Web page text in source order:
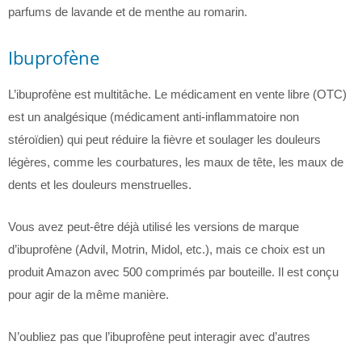
parfums de lavande et de menthe au romarin.
Ibuprofène
L’ibuprofène est multitâche. Le médicament en vente libre (OTC)
est un analgésique (médicament anti-inflammatoire non
stéroïdien) qui peut réduire la fièvre et soulager les douleurs
légères, comme les courbatures, les maux de tête, les maux de
dents et les douleurs menstruelles.
Vous avez peut-être déjà utilisé les versions de marque
d’ibuprofène (Advil, Motrin, Midol, etc.), mais ce choix est un
produit Amazon avec 500 comprimés par bouteille. Il est conçu
pour agir de la même manière.
N’oubliez pas que l’ibuprofène peut interagir avec d’autres